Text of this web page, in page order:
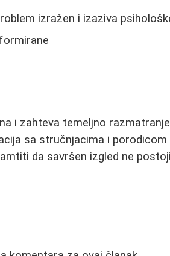
izražen i izaziva
i zahteva temeljno
sa stručnjacima i
da savršen izgled ne